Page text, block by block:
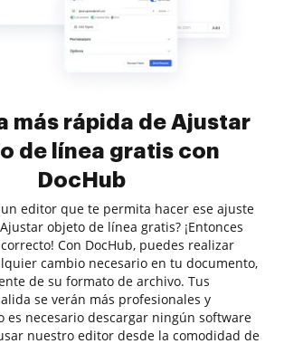
más rápida de Ajustar
de línea gratis con
DocHub
un editor que te permita hacer ese ajuste
objeto de línea gratis? ¡Entonces
Con DocHub, puedes realizar
cambio necesario en tu documento,
de su formato de archivo. Tus
se verán más profesionales y
es necesario descargar ningún software
nuestro editor desde la comodidad de